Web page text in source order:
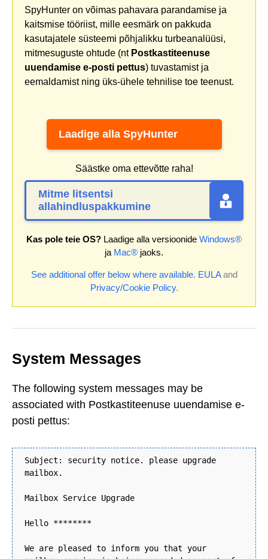
SpyHunter on võimas pahavara parandamise ja
kaitsmise tööriist, mille eesmärk on pakkuda
kasutajatele süsteemi põhjalikku turbeanalüüsi,
mitmesuguste ohtude (nt Postkastiteenuse
uuendamise e-posti pettus) tuvastamist ja
eemaldamist ning üks-ühele tehnilise toe teenust.
Laadige alla SpyHunter
Säästke oma ettevõtte raha!
Mitme litsentsi
allahindluspakkumine
Kas pole teie OS? Laadige alla versioonide Windows®
ja Mac® jaoks.
See additional offer below where available. EULAand
Privacy/Cookie Policy.
System Messages
The following system messages may be
associated with Postkastiteenuse uuendamise e-
posti pettus:
Subject: security notice. please upgrade
mailbox.
Mailbox Service Upgrade
Hello ********
We are pleased to inform you that your